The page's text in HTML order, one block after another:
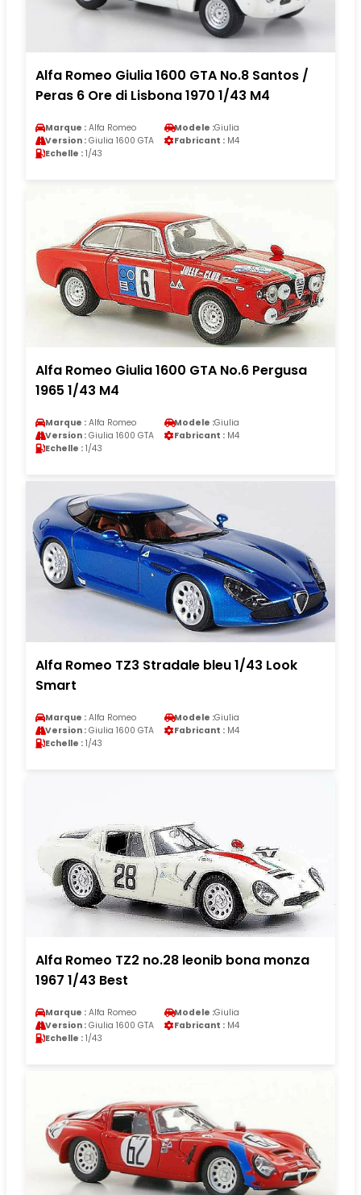
Alfa Romeo Giulia 1600 GTA No.8 Santos /
Peras 6 Ore di Lisbona 1970 1/43 M4
Marque : Alfa Romeo Modele :Giulia
Version : Giulia 1600 GTA Fabricant : M4
Echelle : 1/43
Alfa Romeo Giulia 1600 GTA No.6 Pergusa
1965 1/43 M4
Marque : Alfa Romeo Modele :Giulia
Version : Giulia 1600 GTA Fabricant : M4
Echelle : 1/43
Alfa Romeo TZ3 Stradale bleu 1/43 Look
Smart
Marque : Alfa Romeo Modele :Giulia
Version : Giulia 1600 GTA Fabricant : M4
Echelle : 1/43
Alfa Romeo TZ2 no.28 leonib bona monza
1967 1/43 Best
Marque : Alfa Romeo Modele :Giulia
Version : Giulia 1600 GTA Fabricant : M4
Echelle : 1/43